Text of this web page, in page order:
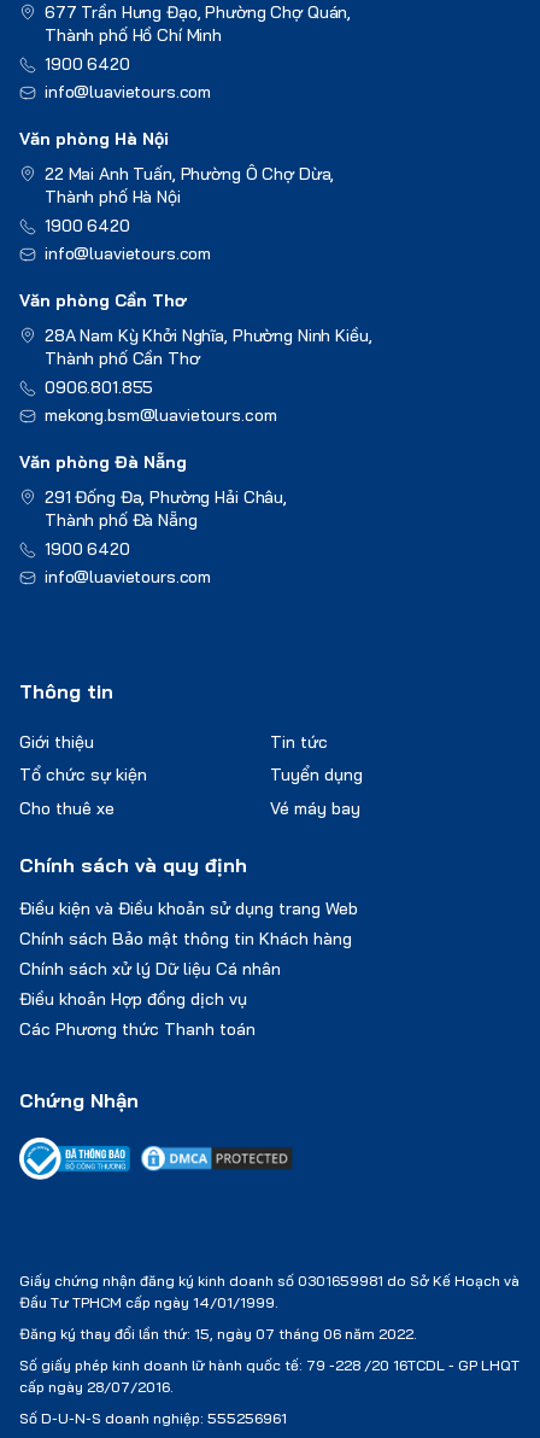
Chứng Nhận
Giấy chứng nhận đăng ký kinh doanh số 0301659981 do Sở Kế Hoạch và
Đầu Tư TPHCM cấp ngày 14/01/1999.
Đăng ký thay đổi lần thứ: 15, ngày 07 tháng 06 năm 2022.
Số giấy phép kinh doanh lữ hành quốc tế: 79 -228 /20 16TCDL - GP LHQT
cấp ngày 28/07/2016.
Số D-U-N-S doanh nghiệp: 555256961
677 Trần Hưng Đạo, Phường Chợ Quán,
Thành phố Hồ Chí Minh
1900 6420
info@luavietours.com
Văn phòng Hà Nội
22 Mai Anh Tuấn, Phường Ô Chợ Dừa,
Thành phố Hà Nội
1900 6420
info@luavietours.com
Văn phòng Cần Thơ
28A Nam Kỳ Khởi Nghĩa, Phường Ninh Kiều,
Thành phố Cần Thơ
0906.801.855
mekong.bsm@luavietours.com
Văn phòng Đà Nẵng
291 Đống Đa, Phường Hải Châu,
Thành phố Đà Nẵng
1900 6420
info@luavietours.com
Thông tin
Giới thiệu
Tổ chức sự kiện
Cho thuê xe
Vé máy bay
Tin tức
Tuyển dụng
Chính sách và quy định
Điều kiện và Điều khoản sử dụng trang Web
Chính sách Bảo mật thông tin Khách hàng
Chính sách xử lý Dữ liệu Cá nhân
Điều khoản Hợp đồng dịch vụ
Các Phương thức Thanh toán